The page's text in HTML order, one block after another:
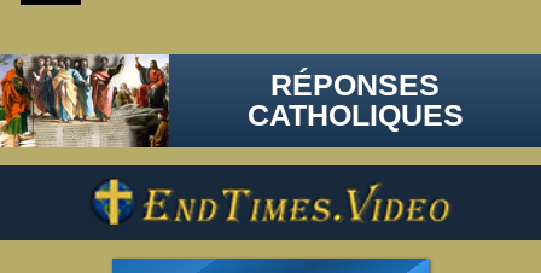
RÉPONSES
CATHOLIQUES